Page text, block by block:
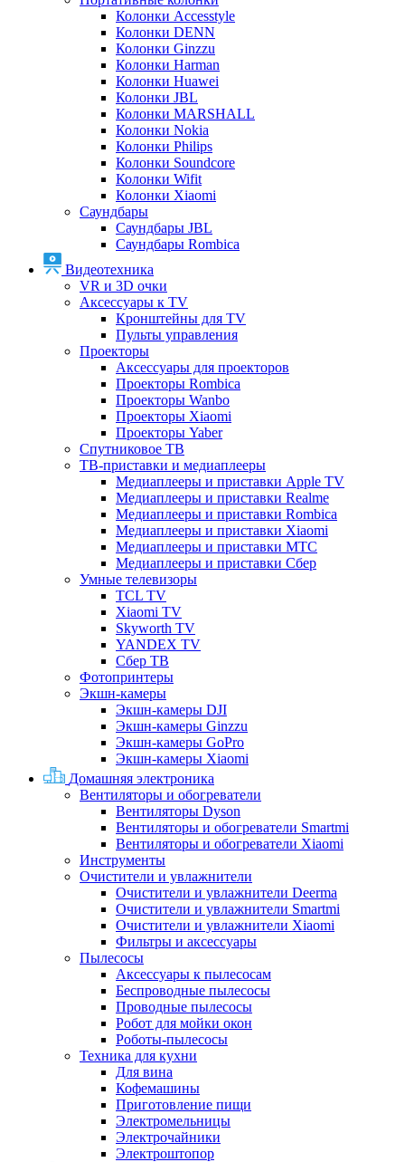
Колонки Accesstyle
Колонки DENN
Колонки Ginzzu
Колонки Harman
Колонки Huawei
Колонки JBL
Колонки MARSHALL
Колонки Nokia
Колонки Philips
Колонки Soundcore
Колонки Wifit
Колонки Xiaomi
Саундбары
Саундбары JBL
Саундбары Rombica
Видеотехника
VR и 3D очки
Аксессуары к TV
Кронштейны для TV
Пульты управления
Проекторы
Аксессуары для проекторов
Проекторы Rombica
Проекторы Wanbo
Проекторы Xiaomi
Проекторы Yaber
Спутниковое ТВ
ТВ-приставки и медиаплееры
Медиаплееры и приставки Apple TV
Медиаплееры и приставки Realme
Медиаплееры и приставки Rombica
Медиаплееры и приставки Xiaomi
Медиаплееры и приставки МТС
Медиаплееры и приставки Сбер
Умные телевизоры
TCL TV
Xiaomi TV
Skyworth TV
YANDEX TV
Сбер ТВ
Фотопринтеры
Экшн-камеры
Экшн-камеры DJI
Экшн-камеры Ginzzu
Экшн-камеры GoPro
Экшн-камеры Xiaomi
Домашняя электроника
Вентиляторы и обогреватели
Вентиляторы Dyson
Вентиляторы и обогреватели Smartmi
Вентиляторы и обогреватели Xiaomi
Инструменты
Очистители и увлажнители
Очистители и увлажнители Deerma
Очистители и увлажнители Smartmi
Очистители и увлажнители Xiaomi
Фильтры и аксессуары
Пылесосы
Аксессуары к пылесосам
Беспроводные пылесосы
Проводные пылесосы
Робот для мойки окон
Роботы-пылесосы
Техника для кухни
Для вина
Кофемашины
Приготовление пищи
Электромельницы
Электрочайники
Электроштопор